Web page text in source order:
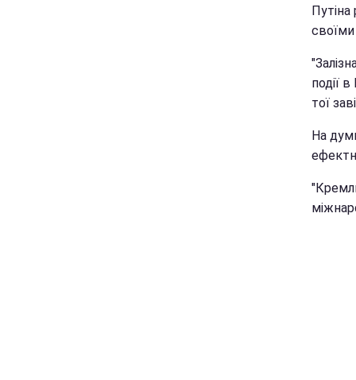
своїми
події
тої
На